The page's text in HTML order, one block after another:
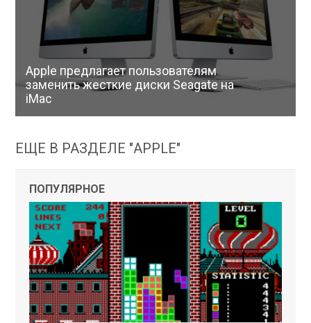
Apple предлагает пользователям
заменить жесткие диски Seagate на
iMac
ЕЩЕ В РАЗДЕЛЕ "APPLE"
ПОПУЛЯРНОЕ